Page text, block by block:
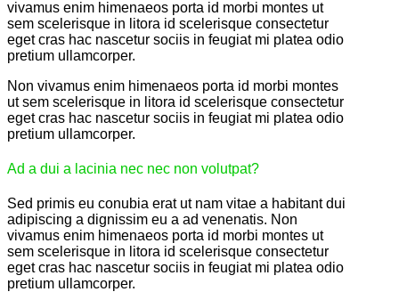
vivamus enim himenaeos porta id morbi montes ut
sem scelerisque in litora id scelerisque consectetur
eget cras hac nascetur sociis in feugiat mi platea odio
pretium ullamcorper.
Non vivamus enim himenaeos porta id morbi montes
ut sem scelerisque in litora id scelerisque consectetur
eget cras hac nascetur sociis in feugiat mi platea odio
pretium ullamcorper.
Ad a dui a lacinia nec nec non volutpat?
Sed primis eu conubia erat ut nam vitae a habitant dui
adipiscing a dignissim eu a ad venenatis. Non
vivamus enim himenaeos porta id morbi montes ut
sem scelerisque in litora id scelerisque consectetur
eget cras hac nascetur sociis in feugiat mi platea odio
pretium ullamcorper.